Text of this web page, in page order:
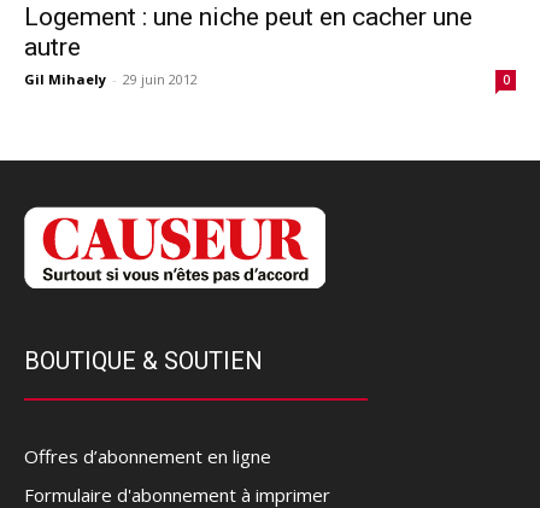
Logement : une niche peut en cacher une
autre
Gil Mihaely - 29 juin 2012 0
BOUTIQUE & SOUTIEN
Offres d’abonnement en ligne
Formulaire d'abonnement à imprimer